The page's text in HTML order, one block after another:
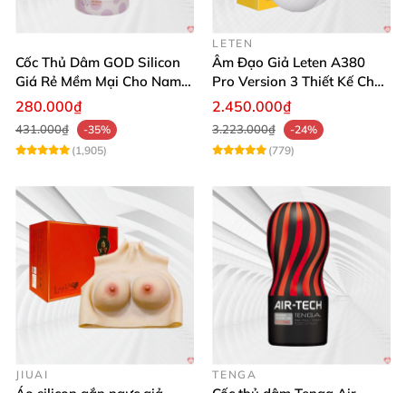
Cốc Thủ Dâm GOD Silicon
Giá Rẻ Mềm Mại Cho Nam
Giới
280.000₫
431.000₫
-35%
(1,905)
LETEN
Âm Đạo Giả Leten A380
Pro Version 3 Thiết Kế Chân
Thực
2.450.000₫
3.223.000₫
-24%
(779)
JIUAI TENGA